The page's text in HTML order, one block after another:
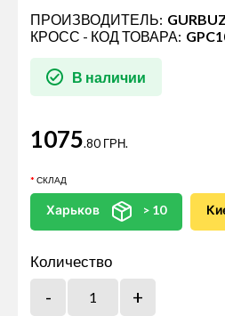
ПРОИЗВОДИТЕЛЬ:
КРОСС - КОД ТОВАРА:
В наличии
1075.80 ГРН.
СКЛАД
Харьков > 10
Количество